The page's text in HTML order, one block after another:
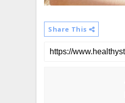
Share This